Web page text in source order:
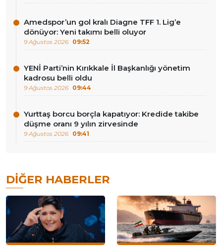
Amedspor’un gol kralı Diagne TFF 1. Lig’e
dönüyor: Yeni takımı belli oluyor
9 Ağustos 2026 09:52
YENİ Parti’nin Kırıkkale İl Başkanlığı yönetim
kadrosu belli oldu
9 Ağustos 2026 09:44
Yurttaş borcu borçla kapatıyor: Kredide takibe
düşme oranı 9 yılın zirvesinde
9 Ağustos 2026 09:41
DIĞER HABERLER